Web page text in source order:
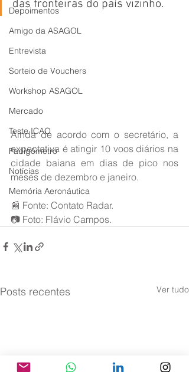
Depoimentos
Amigo da ASAGOL
Entrevista
Sorteio de Vouchers
Workshop ASAGOL
Mercado
Teste ICAO
Fadigômetro
Notícias
Memória Aeronáutica
das fronteiras do país vizinho.
Ainda de acordo com o secretário, a
expectativa é atingir 10 voos diários na
cidade baiana em dias de pico nos
meses de dezembro e janeiro.
📰 Fonte: Contato Radar.
📷 Foto: Flávio Campos.
Posts recentes Ver tudo